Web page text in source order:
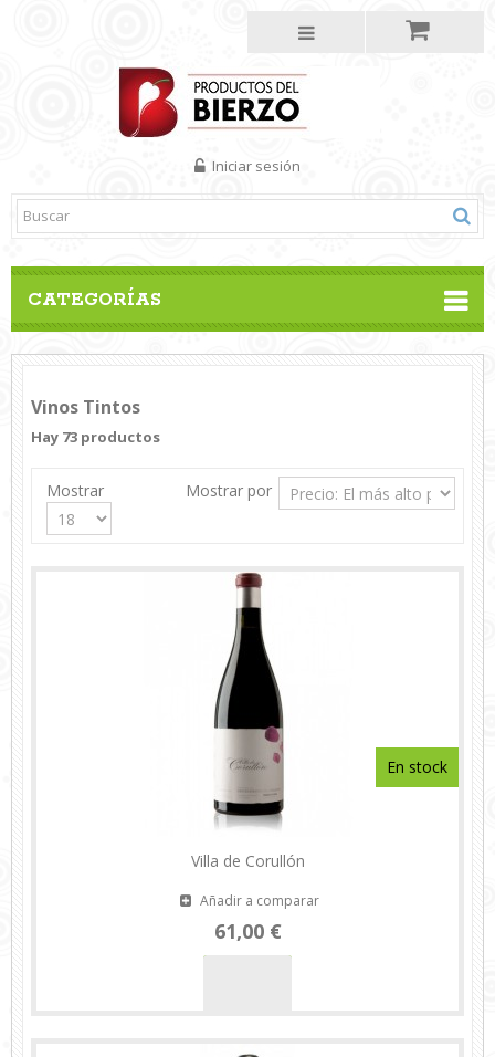
CATEGORÍAS
Iniciar sesión
Vinos Tintos
Hay 73 productos
Mostrar por
Mostrar
Villa de Corullón
Añadir a comparar
61,00 €
En stock